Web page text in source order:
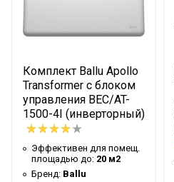
Комплект Ballu Apollo
Transformer с блоком
управления BEC/AT-
1500-4I (инверторный)
Эффективен для помещ.
площадью до: 20 м2
Бренд: Ballu